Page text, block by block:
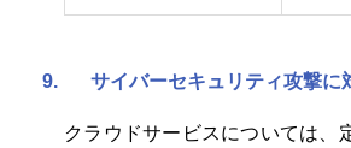
9. サイバーセキュリティ攻撃に
クラウドサービスについては、